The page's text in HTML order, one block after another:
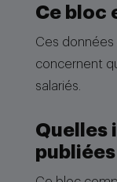
Ce bloc
Ces données
concernent
salariés.
Quelles
publiées